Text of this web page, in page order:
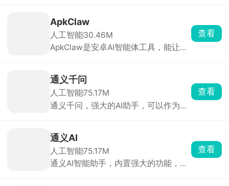
能，可在一个应用内自由切换模型。还
能自定义 AI 助手与对话参数，适合办
公、创作、学习等场景。
ApkClaw
人工智能30.46M
ApkClaw是安卓AI智能体工具，能让普
+主流大模型。可过钉钉、飞书、QQ、
Discord 远程发指令，实现远程打卡、
签到，自动处理弹窗、闪退、网络异
常。
查看
通义千问
人工智能75.17M
通义千问，强大的AI助手，可以作为你
种难题。强大的AI生成工具，只需要输
入你的需求信息，囊括全网答案，给出
你想要的信息。通义千问上的写作还很
流畅，非常有逻辑，完美没有AI的生
查看
通义AI
人工智能75.17M
通义AI智能助手，内置强大的功能，无
查看